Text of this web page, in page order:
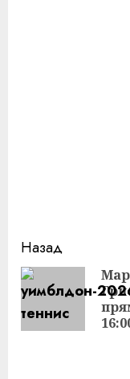
чтение
Назад